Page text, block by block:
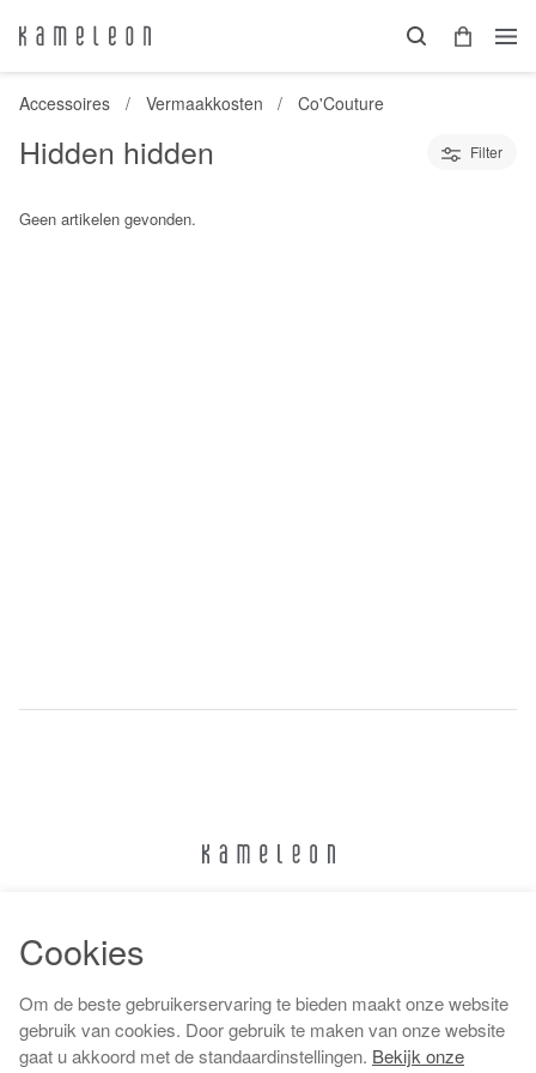
Accessoires Vermaakkosten Co'Couture
Hidden hidden Filter
Geen artikelen gevonden.
Algemene voorwaarden
Cookies
Om de beste gebruikerservaring te bieden maakt onze website
gebruik van cookies. Door gebruik te maken van onze website
gaat u akkoord met de standaardinstellingen. Bekijk onze